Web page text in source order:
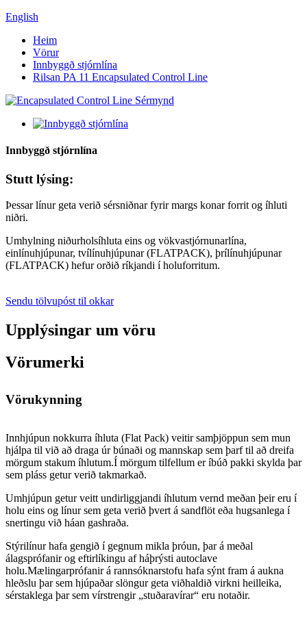
English
Heim
Vörur
Innbyggð stjórnlína
Rilsan PA 11 Encapsulated Control Line
Innbyggð stjórnlína
Stutt lýsing:
Þessar línur geta verið sérsniðnar fyrir margs konar forrit og íhluti
niðri.
Umhylning niðurholsíhluta eins og vökvastjórnunarlína,
einlínuhjúpunar, tvílínuhjúpunar (FLATPACK), þrílínuhjúpunar
(FLATPACK) hefur orðið ríkjandi í holuforritum.
Sendu tölvupóst til okkar
Upplýsingar um vöru
Vörumerki
Vörukynning
Innhjúpun nokkurra íhluta (Flat Pack) veitir samþjöppun sem mun
hjálpa til við að draga úr búnaði og mannskap sem þarf til að dreifa
mörgum stakum íhlutum.Í mörgum tilfellum er íbúð pakki skylda þar
sem pláss getur verið takmarkað.
Umhjúpun getur veitt undirliggjandi íhlutum vernd meðan þeir eru í
holu eins og línur sem geta verið þvert á sandflöt eða hugsanlega í
snertingu við háan gashraða.
Stýrilínur hafa gengið í gegnum mikla þróun, þar á meðal
álagsprófanir og eftirlíkingu af háþrýsti autoclave
holu.Mælingarprófanir á rannsóknarstofu hafa sýnt fram á aukna
hleðslu þar sem hjúpaðar slöngur geta viðhaldið virkni heilleika,
sérstaklega þar sem vírstrengir „stuðaravírar“ eru notaðir.